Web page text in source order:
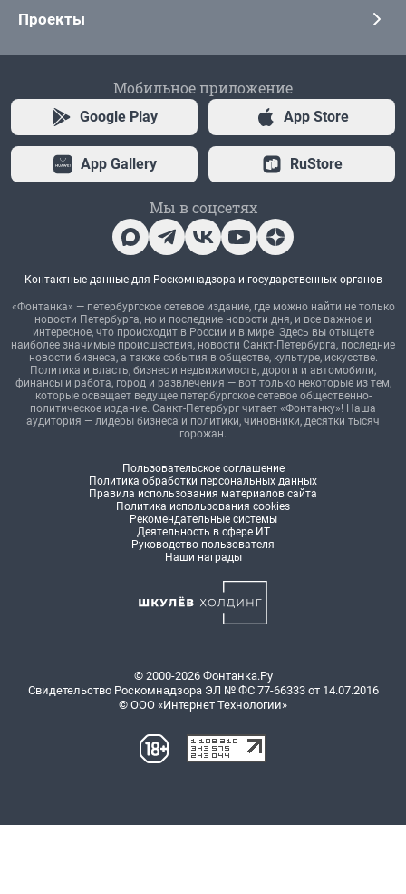
Проекты
Мобильное приложение
Google Play App Store
App Gallery RuStore
Мы в соцсетях
Контактные данные для Роскомнадзора и государственных органов
«Фонтанка» — петербургское сетевое издание, где можно найти не только
новости Петербурга, но и последние новости дня, и все важное и
интересное, что происходит в России и в мире. Здесь вы отыщете
наиболее значимые происшествия, новости Санкт-Петербурга, последние
новости бизнеса, а также события в обществе, культуре, искусстве.
Политика и власть, бизнес и недвижимость, дороги и автомобили,
финансы и работа, город и развлечения — вот только некоторые из тем,
которые освещает ведущее петербургское сетевое общественно-
политическое издание. Санкт-Петербург читает «Фонтанку»! Наша
аудитория — лидеры бизнеса и политики, чиновники, десятки тысяч
горожан.
Пользовательское соглашение
Политика обработки персональных данных
Правила использования материалов сайта
Политика использования cookies
Рекомендательные системы
Деятельность в сфере ИТ
Руководство пользователя
Наши награды
© 2000-2026 Фонтанка.Ру
Свидетельство Роскомнадзора ЭЛ № ФС 77-66333 от 14.07.2016
© ООО «Интернет Технологии»